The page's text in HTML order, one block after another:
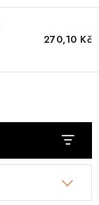
270,10 Kč